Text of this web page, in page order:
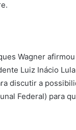
Wagner
Luiz Inácio
discutir a
Federal) para